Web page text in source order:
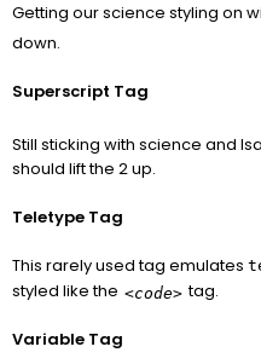
Getting our science styling on
down.
Superscript Tag
Still sticking with science and
should lift the 2 up.
Teletype Tag
This rarely used tag emulates
styled like the <code> tag.
Variable Tag